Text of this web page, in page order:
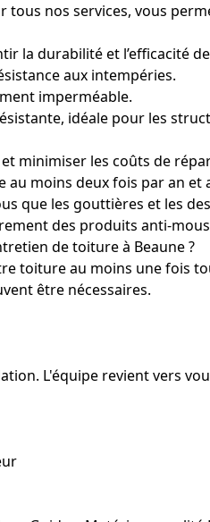
nos services, vous
la durabilité et l’efficacité
aux intempéries.
imperméable.
idéale pour les
minimiser les coûts de
moins deux fois par an
que les gouttières et les
des produits anti-
de toiture à Beaune ?
toiture au moins une fois
être nécessaires.
L'équipe revient vers